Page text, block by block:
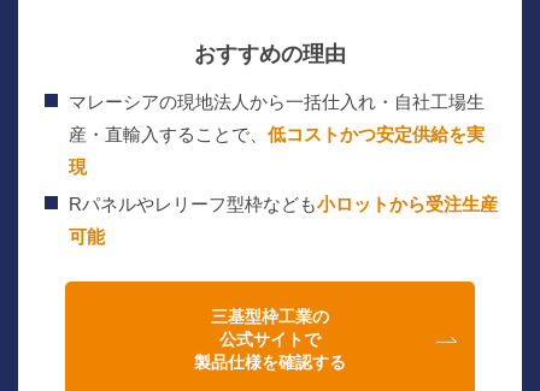
おすすめの理由
マレーシアの現地法人から一括仕入れ・自社工場生
産・直輸入することで、 低コストかつ安定供給を実
現
Rパネルやレリーフ型枠なども小ロットから受注生産
可能
三基型枠工業の
公式サイトで
製品仕様を確認する